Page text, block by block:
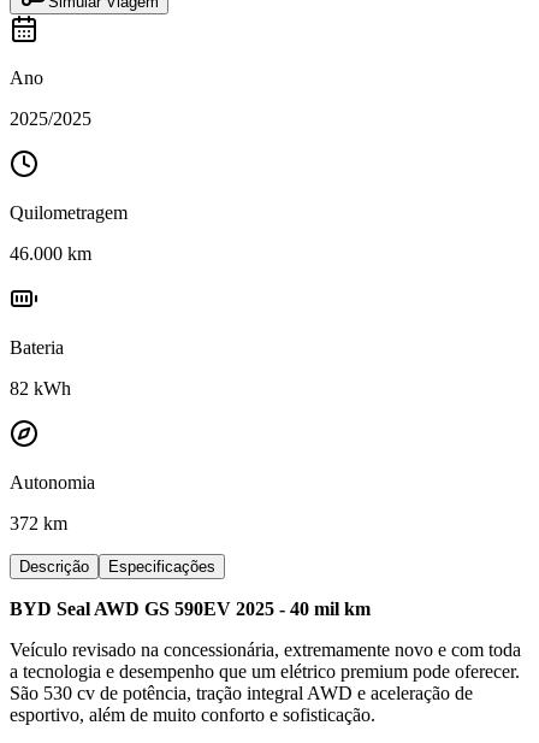
Ano
2025/2025
Quilometragem
46.000 km
Bateria
82 kWh
Autonomia
372 km
Descrição Especificações
BYD Seal AWD GS 590EV 2025 - 40 mil km
Veículo revisado na concessionária, extremamente novo e com toda
a tecnologia e desempenho que um elétrico premium pode oferecer.
São 530 cv de potência, tração integral AWD e aceleração de
esportivo, além de muito conforto e sofisticação.